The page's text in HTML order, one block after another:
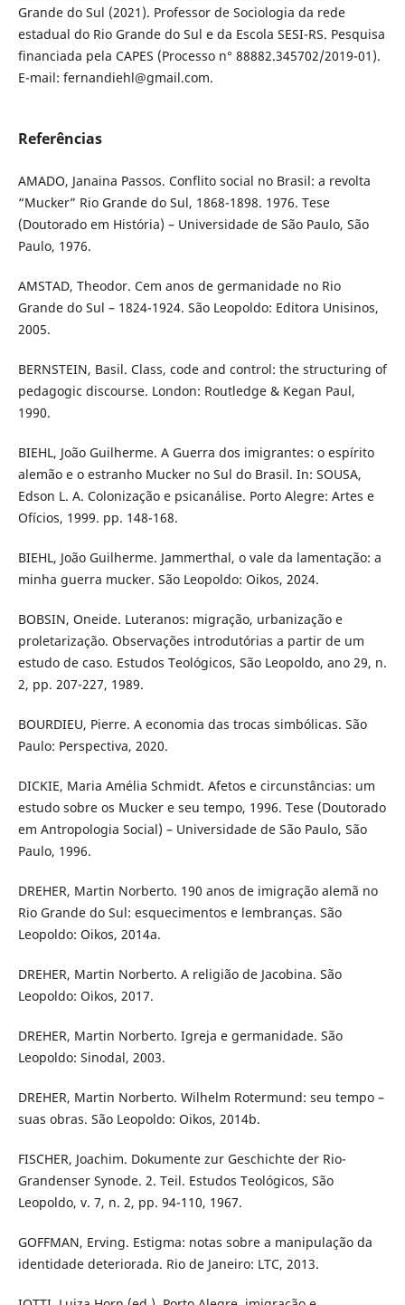
Grande do Sul (2021). Professor de Sociologia da rede
estadual do Rio Grande do Sul e da Escola SESI-RS. Pesquisa
financiada pela CAPES (Processo n° 88882.345702/2019-01).
E-mail: fernandiehl@gmail.com.
Referências
AMADO, Janaina Passos. Conflito social no Brasil: a revolta
“Mucker” Rio Grande do Sul, 1868-1898. 1976. Tese
(Doutorado em História) – Universidade de São Paulo, São
Paulo, 1976.
AMSTAD, Theodor. Cem anos de germanidade no Rio
Grande do Sul – 1824-1924. São Leopoldo: Editora Unisinos,
2005.
BERNSTEIN, Basil. Class, code and control: the structuring of
pedagogic discourse. London: Routledge & Kegan Paul,
1990.
BIEHL, João Guilherme. A Guerra dos imigrantes: o espírito
alemão e o estranho Mucker no Sul do Brasil. In: SOUSA,
Edson L. A. Colonização e psicanálise. Porto Alegre: Artes e
Ofícios, 1999. pp. 148-168.
BIEHL, João Guilherme. Jammerthal, o vale da lamentação: a
minha guerra mucker. São Leopoldo: Oikos, 2024.
BOBSIN, Oneide. Luteranos: migração, urbanização e
proletarização. Observações introdutórias a partir de um
estudo de caso. Estudos Teológicos, São Leopoldo, ano 29, n.
2, pp. 207-227, 1989.
BOURDIEU, Pierre. A economia das trocas simbólicas. São
Paulo: Perspectiva, 2020.
DICKIE, Maria Amélia Schmidt. Afetos e circunstâncias: um
estudo sobre os Mucker e seu tempo, 1996. Tese (Doutorado
em Antropologia Social) – Universidade de São Paulo, São
Paulo, 1996.
DREHER, Martin Norberto. 190 anos de imigração alemã no
Rio Grande do Sul: esquecimentos e lembranças. São
Leopoldo: Oikos, 2014a.
DREHER, Martin Norberto. A religião de Jacobina. São
Leopoldo: Oikos, 2017.
DREHER, Martin Norberto. Igreja e germanidade. São
Leopoldo: Sinodal, 2003.
DREHER, Martin Norberto. Wilhelm Rotermund: seu tempo –
suas obras. São Leopoldo: Oikos, 2014b.
FISCHER, Joachim. Dokumente zur Geschichte der Rio-
Grandenser Synode. 2. Teil. Estudos Teológicos, São
Leopoldo, v. 7, n. 2, pp. 94-110, 1967.
GOFFMAN, Erving. Estigma: notas sobre a manipulação da
identidade deteriorada. Rio de Janeiro: LTC, 2013.